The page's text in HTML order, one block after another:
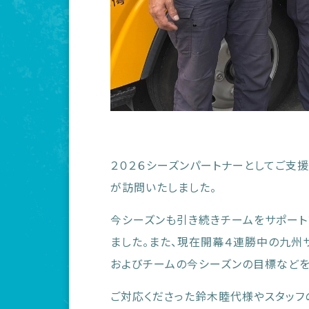
２０２６シーズンパートナーとしてご
が訪問いたしました。
今シーズンも引き続きチームをサポー
ました。また、現在開幕４連勝中の九
およびチームの今シーズンの目標など
ご対応くださった鈴木睦代様やスタッ